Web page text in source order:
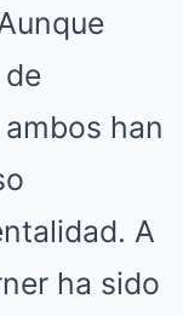
han
A
ha sido